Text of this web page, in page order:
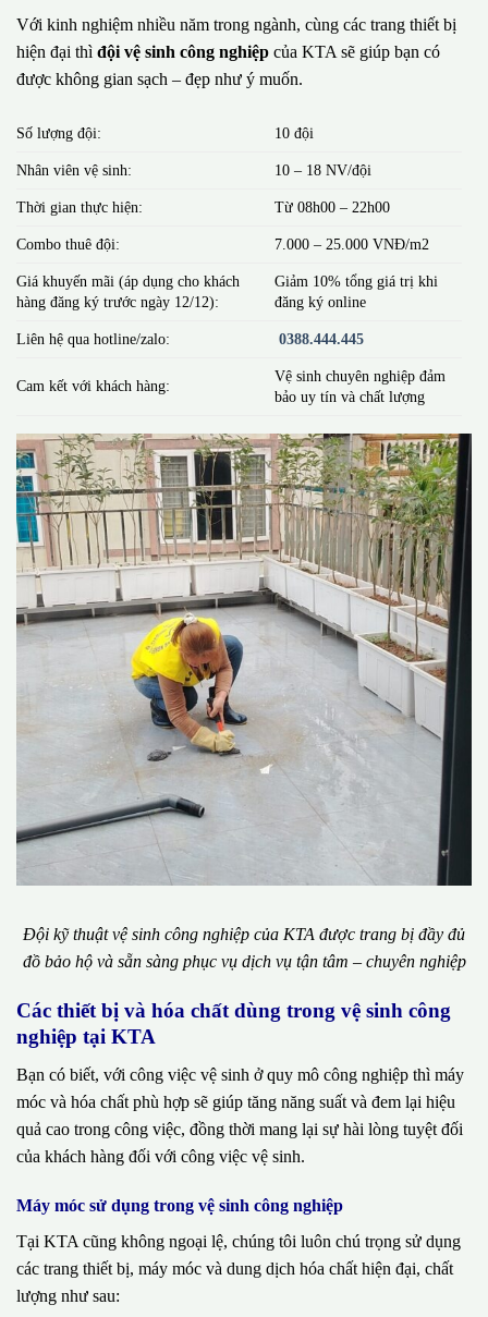
Với kinh nghiệm nhiều năm trong ngành, cùng các trang thiết bị
hiện đại thì đội vệ sinh công nghiệp của KTA sẽ giúp bạn có
được không gian sạch – đẹp như ý muốn.
Số lượng đội: 10 đội
Nhân viên vệ sinh: 10 – 18 NV/đội
Thời gian thực hiện: Từ 08h00 – 22h00
Combo thuê đội: 7.000 – 25.000 VNĐ/m2
Giá khuyến mãi (áp dụng cho khách
hàng đăng ký trước ngày 12/12):
Giảm 10% tổng giá trị khi
đăng ký online
Liên hệ qua hotline/zalo: 0388.444.445
Cam kết với khách hàng:
Vệ sinh chuyên nghiệp đảm
bảo uy tín và chất lượng
Đội kỹ thuật vệ sinh công nghiệp của KTA được trang bị đầy đủ
đồ bảo hộ và sẵn sàng phục vụ dịch vụ tận tâm – chuyên nghiệp
Các thiết bị và hóa chất dùng trong vệ sinh công
nghiệp tại KTA
Bạn có biết, với công việc vệ sinh ở quy mô công nghiệp thì máy
móc và hóa chất phù hợp sẽ giúp tăng năng suất và đem lại hiệu
quả cao trong công việc, đồng thời mang lại sự hài lòng tuyệt đối
của khách hàng đối với công việc vệ sinh.
Máy móc sử dụng trong vệ sinh công nghiệp
Tại KTA cũng không ngoại lệ, chúng tôi luôn chú trọng sử dụng
các trang thiết bị, máy móc và dung dịch hóa chất hiện đại, chất
lượng như sau: